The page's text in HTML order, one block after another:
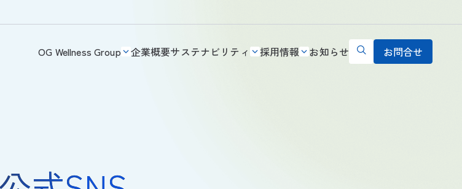
OG Wellness Group 企業概要サステナビリティ 採用情報 お知らせ お問合せ